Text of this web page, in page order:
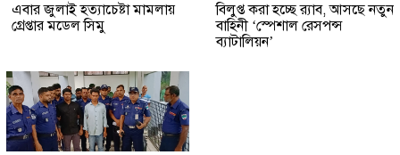
এবার জুলাই হত্যাচেষ্টা মামলায়
গ্রেপ্তার মডেল সিমু
বিলুপ্ত করা হচ্ছে র‍্যাব, আসছে নতুন
বাহিনী ‘স্পেশাল রেসপন্স
ব্যাটালিয়ন’